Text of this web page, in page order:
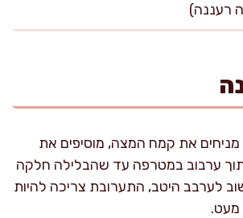
רעננה)
את קמח המצה, מוסיפים את
תוך ערבוב במטרפה עד שהבלילה חלקה
לערבב היטב, התערובת צריכה להיות
מעט.